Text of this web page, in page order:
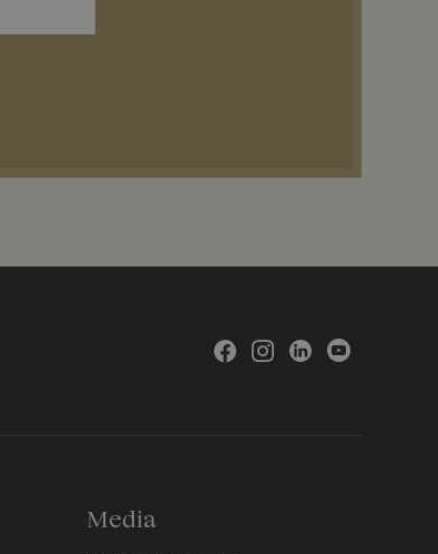
Media